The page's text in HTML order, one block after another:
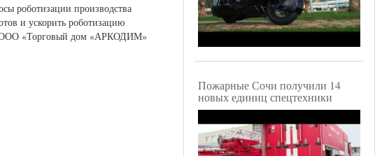
роботизации производства
и ускорить роботизацию
ООО «Торговый дом «АРКОДИМ»
Пожарные Сочи получили 14
новых единиц спецтехники